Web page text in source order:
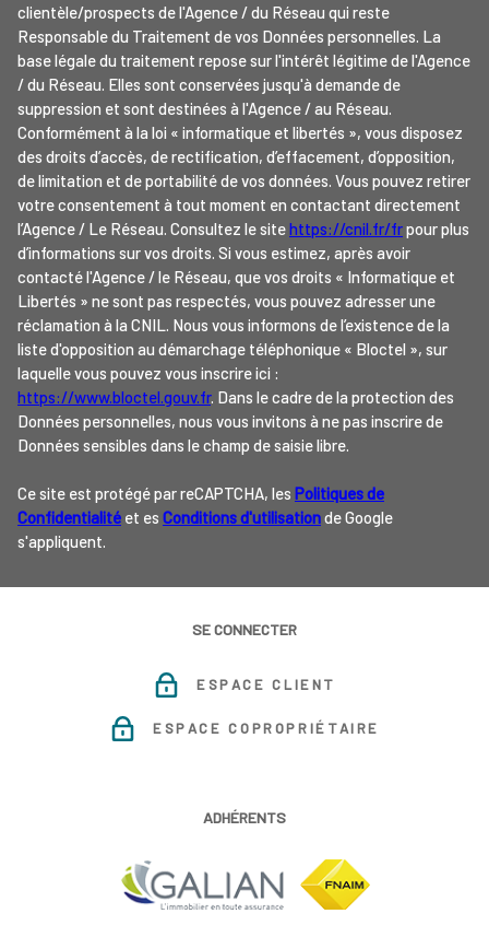
clientèle/prospects de l'Agence / du Réseau qui reste
Responsable du Traitement de vos Données personnelles. La
base légale du traitement repose sur l'intérêt légitime de l'Agence
/ du Réseau. Elles sont conservées jusqu'à demande de
suppression et sont destinées à l'Agence / au Réseau.
Conformément à la loi « informatique et libertés », vous disposez
des droits d’accès, de rectification, d’effacement, d’opposition,
de limitation et de portabilité de vos données. Vous pouvez retirer
votre consentement à tout moment en contactant directement
l’Agence / Le Réseau. Consultez le sitehttps://cnil.fr/frpour plus
d’informations sur vos droits. Si vous estimez, après avoir
contacté l'Agence / le Réseau, que vos droits « Informatique et
Libertés » ne sont pas respectés, vous pouvez adresser une
réclamation à la CNIL. Nous vous informons de l’existence de la
liste d'opposition au démarchage téléphonique « Bloctel », sur
laquelle vous pouvez vous inscrire ici :
https://www.bloctel.gouv.fr. Dans le cadre de la protection des
Données personnelles, nous vous invitons à ne pas inscrire de
Données sensibles dans le champ de saisie libre.
Ce site est protégé par reCAPTCHA, les Politiques de
Confidentialité et es Conditions d'utilisationde Google
s'appliquent.
SE CONNECTER
ESPACE CLIENT
ESPACE COPROPRIÉTAIRE
ADHÉRENTS